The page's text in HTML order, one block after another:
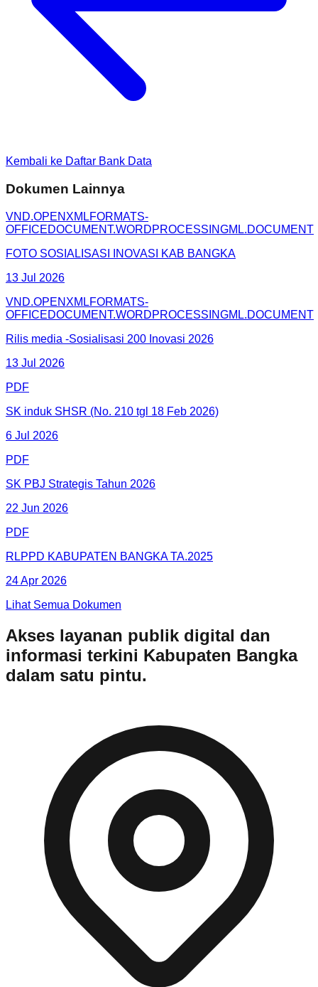
Kembali ke Daftar Bank Data
Dokumen Lainnya
VND.OPENXMLFORMATS-
OFFICEDOCUMENT.WORDPROCESSINGML.DOCUMENT
FOTO SOSIALISASI INOVASI KAB BANGKA
13 Jul 2026
VND.OPENXMLFORMATS-
OFFICEDOCUMENT.WORDPROCESSINGML.DOCUMENT
Rilis media -Sosialisasi 200 Inovasi 2026
13 Jul 2026
PDF
SK induk SHSR (No. 210 tgl 18 Feb 2026)
6 Jul 2026
PDF
SK PBJ Strategis Tahun 2026
22 Jun 2026
PDF
RLPPD KABUPATEN BANGKA TA.2025
24 Apr 2026
Lihat Semua Dokumen
Akses layanan publik digital dan
informasi terkini Kabupaten Bangka
dalam satu pintu.